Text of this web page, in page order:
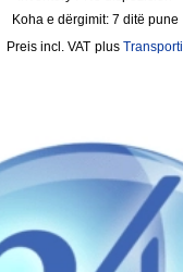
Koha e dërgimit: 7 ditë pune
incl. VAT plus Transporti